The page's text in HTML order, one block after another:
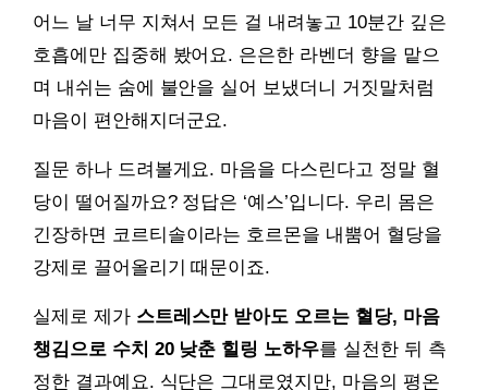
어느 날 너무 지쳐서 모든 걸 내려놓고 10분간 깊은
호흡에만 집중해 봤어요. 은은한 라벤더 향을 맡으
며 내쉬는 숨에 불안을 실어 보냈더니 거짓말처럼
마음이 편안해지더군요.
질문 하나 드려볼게요. 마음을 다스린다고 정말 혈
당이 떨어질까요? 정답은 ‘예스’입니다. 우리 몸은
긴장하면 코르티솔이라는 호르몬을 내뿜어 혈당을
강제로 끌어올리기 때문이죠.
실제로 제가 스트레스만 받아도 오르는 혈당, 마음
챙김으로 수치 20 낮춘 힐링 노하우를 실천한 뒤 측
정한 결과예요. 식단은 그대로였지만, 마음의 평온